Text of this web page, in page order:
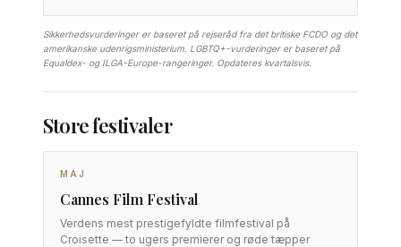
Sikkerhedsvurderinger er baseret på rejseråd fra det britiske FCDO og det
amerikanske udenrigsministerium. LGBTQ+-vurderinger er baseret på
Equaldex- og ILGA-Europe-rangeringer. Opdateres kvartalsvis.
Store festivaler
MAJ
Cannes Film Festival
Verdens mest prestigefyldte filmfestival på
Croisette — to ugers premierer og røde tæpper